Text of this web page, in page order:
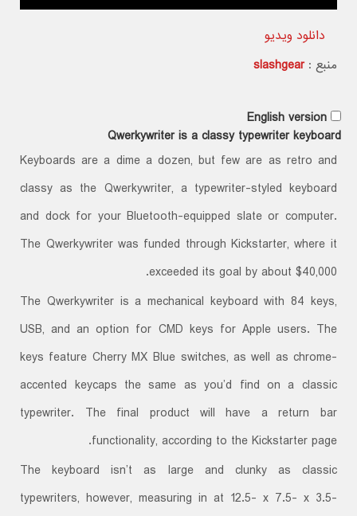
دانلود ویدیو
منبع :slashgear
English version
Qwerkywriter is a classy typewriter keyboard
Keyboards are a dime a dozen, but few are as retro and
classy as the Qwerkywriter, a typewriter-styled keyboard
and dock for your Bluetooth-equipped slate or computer.
The Qwerkywriter was funded through Kickstarter, where it
exceeded its goal by about $40,000.
The Qwerkywriter is a mechanical keyboard with 84 keys,
USB, and an option for CMD keys for Apple users. The
keys feature Cherry MX Blue switches, as well as chrome-
accented keycaps the same as you’d find on a classic
typewriter. The final product will have a return bar
functionality, according to the Kickstarter page.
The keyboard isn’t as large and clunky as classic
typewriters, however, measuring in at 12.5- x 7.5- x 3.5-